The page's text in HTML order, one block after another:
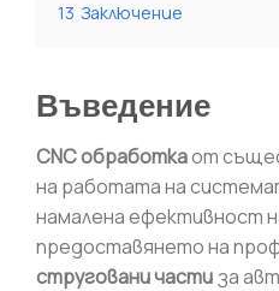
13 Заключение
Въведение
CNC обработкаот
на работата на
намалена ефективност
предоставянето на
струговани части за